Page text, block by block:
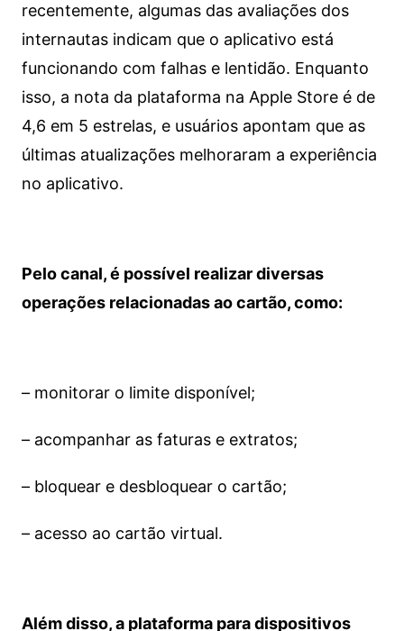
recentemente, algumas das avaliações dos
internautas indicam que o aplicativo está
funcionando com falhas e lentidão. Enquanto
isso, a nota da plataforma na Apple Store é de
4,6 em 5 estrelas, e usuários apontam que as
últimas atualizações melhoraram a experiência
no aplicativo.
Pelo canal, é possível realizar diversas
operações relacionadas ao cartão, como:
– monitorar o limite disponível;
– acompanhar as faturas e extratos;
– bloquear e desbloquear o cartão;
– acesso ao cartão virtual.
Além disso, a plataforma para dispositivos